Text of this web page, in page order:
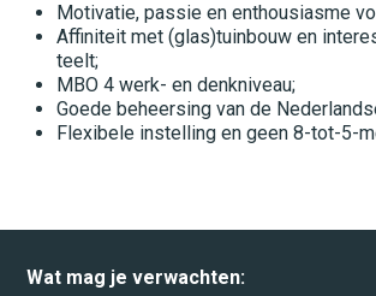
Motivatie, passie en enthousiasme
Affiniteit met (glas)tuinbouw en
teelt;
MBO 4 werk- en denkniveau;
Goede beheersing van de
Flexibele instelling en geen 8-tot-5-
Wat mag je verwachten:
Monteurs
Motorvoertuigen
Operators